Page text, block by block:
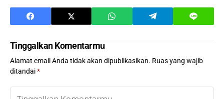
Tinggalkan Komentarmu
Alamat email Anda tidak akan dipublikasikan. Ruas yang wajib
ditandai*